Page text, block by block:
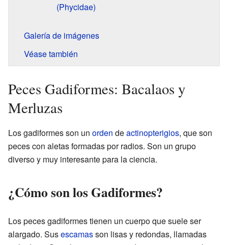
(Phycidae)
Galería de imágenes
Véase también
Peces Gadiformes: Bacalaos y
Merluzas
Los gadiformes son un orden deactinopterigios, que son
peces con aletas formadas por radios. Son un grupo
diverso y muy interesante para la ciencia.
¿Cómo son los Gadiformes?
Los peces gadiformes tienen un cuerpo que suele ser
alargado. Susescamasson lisas y redondas, llamadas